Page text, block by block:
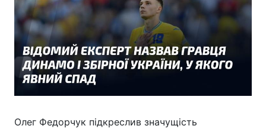
Олег Федорчук підкреслив значущість